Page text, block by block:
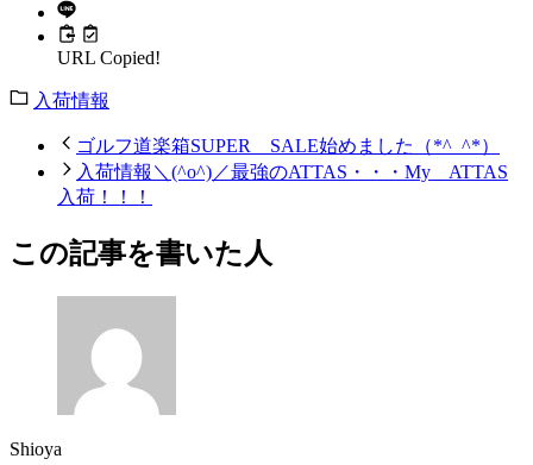
URL Copied!
入荷情報
ゴルフ道楽箱SUPER SALE始めました（*^_^*）
入荷情報＼(^o^)／最強のATTAS・・・My ATTAS
入荷！！！
この記事を書いた人
Shioya